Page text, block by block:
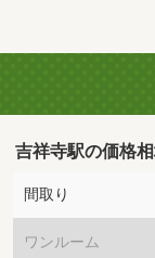
吉祥寺駅の価格
間取り
ワンルーム